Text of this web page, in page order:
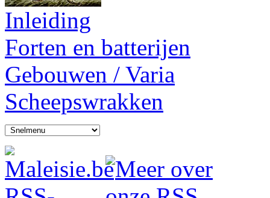
Inleiding
Forten en batterijen
Gebouwen / Varia
Scheepswrakken